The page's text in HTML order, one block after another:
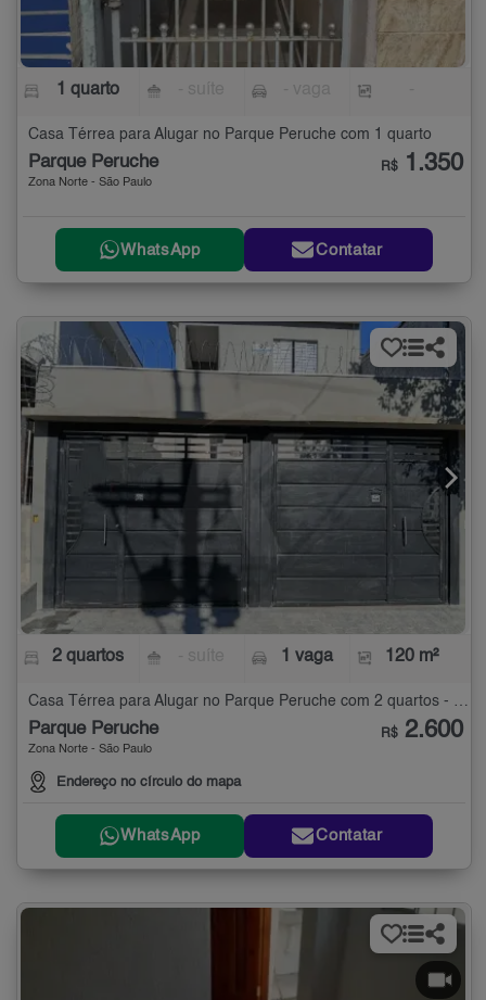
1 quarto
Casa Térrea para Alugar no Parque Peruche com 1 quarto
Parque Peruche
Zona Norte - São Paulo
R$ 1.350
WhatsApp Contatar
2 quartos 1 vaga 120 m²
Casa Térrea para Alugar no Parque Peruche com 2 quartos - 120 m²
Parque Peruche
Zona Norte - São Paulo
Endereço no círculo do mapa
R$ 2.600
WhatsApp Contatar